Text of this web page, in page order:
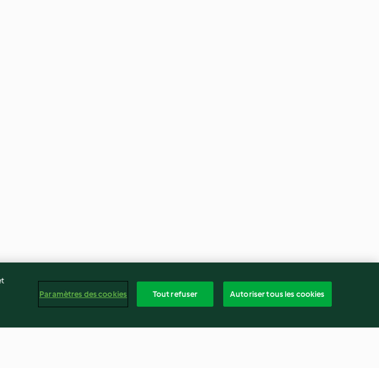
Paramètres des cookies Tout refuser Autoriser tous les cookies